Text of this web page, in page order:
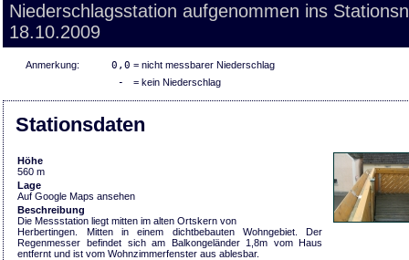
Niederschlagsstation aufgenommen ins
18.10.2009
Anmerkung: 0,0 = nicht messbarer Niederschlag
- = kein Niederschlag
Stationsdaten
Höhe
560 m
Lage
Auf Google Maps ansehen
Beschreibung
Die Messstation liegt mitten im alten Ortskern von
Herbertingen. Mitten in einem dichtbebauten Wohngebiet. Der
Regenmesser befindet sich am Balkongeländer 1,8m vom Haus
entfernt und ist vom Wohnzimmerfenster aus ablesbar.